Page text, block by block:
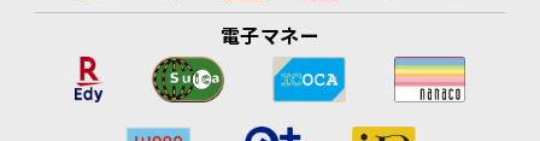
電子マネー